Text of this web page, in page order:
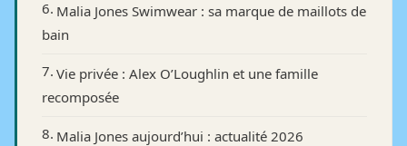
Malia Jones Swimwear : sa marque de maillots de
bain
Vie privée : Alex O’Loughlin et une famille
recomposée
Malia Jones aujourd’hui : actualité 2026